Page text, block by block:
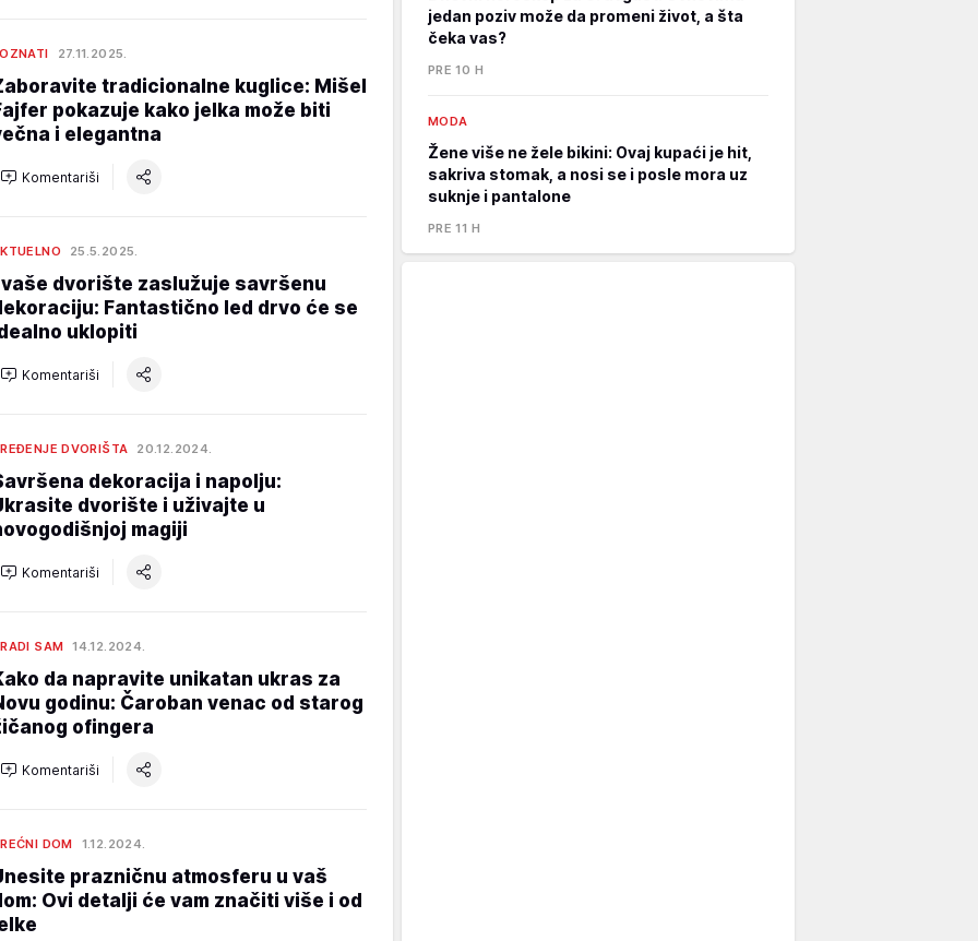
27.11.2025.
tradicionalne kuglice: Mišel
pokazuje kako jelka može biti
i elegantna
Komentariši
25.5.2025.
dvorište zaslužuje savršenu
Fantastično led drvo će se
uklopiti
Komentariši
DVORIŠTA 20.12.2024.
dekoracija i napolju:
dvorište i uživajte u
magiji
Komentariši
SAM 14.12.2024.
da napravite unikatan ukras za
godinu: Čaroban venac od starog
ofingera
Komentariši
DOM 1.12.2024.
prazničnu atmosferu u vaš
Ovi detalji će vam značiti više i od
jedan poziv može da promeni život, a šta
čeka vas?
PRE 10 H
MODA
Žene više ne žele bikini: Ovaj kupaći je hit,
sakriva stomak, a nosi se i posle mora uz
suknje i pantalone
PRE 11 H